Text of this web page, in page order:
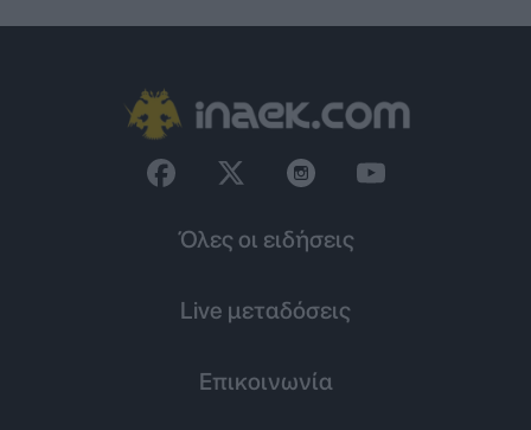
Όλες οι ειδήσεις
Live μεταδόσεις
Επικοινωνία